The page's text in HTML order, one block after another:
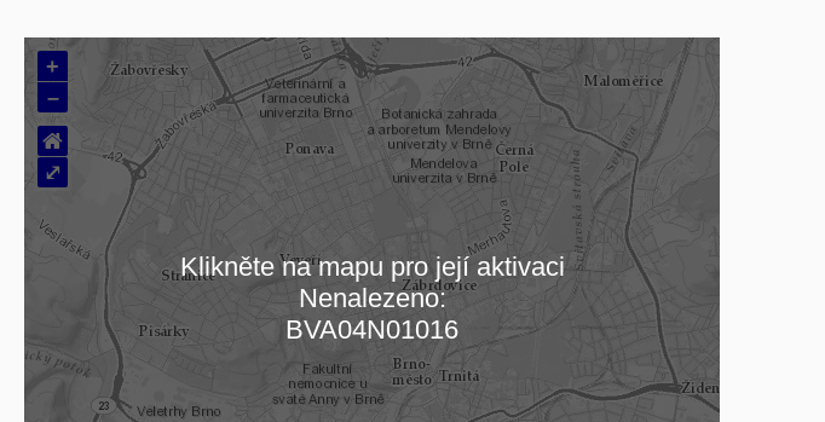
Načítám mapu…
+
–
⌂
⤢
Klikněte na mapu pro její aktivaci
Nenalezeno:
BVA04N01016